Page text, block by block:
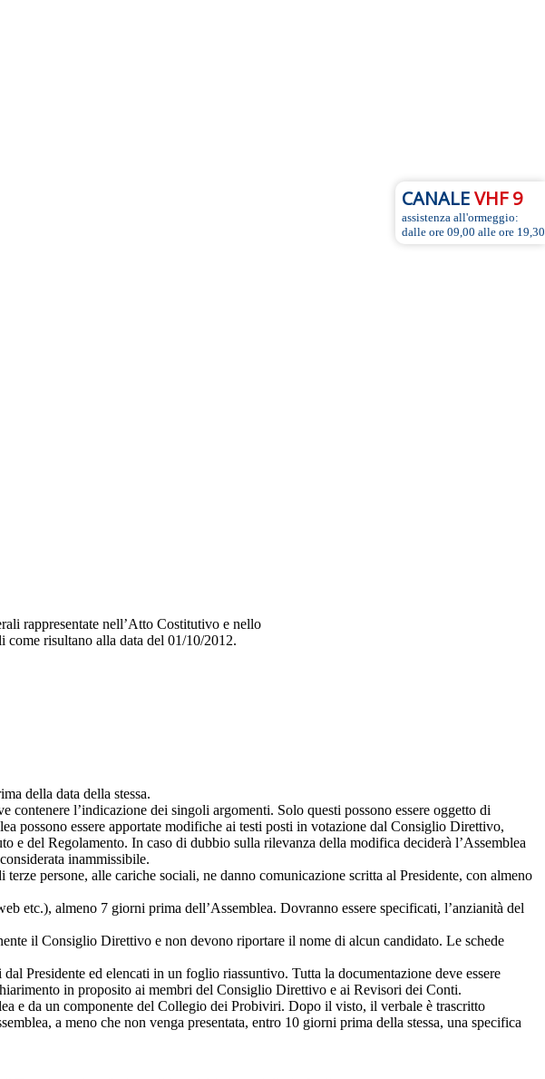
CANALEVHF 9
assistenza all'ormeggio:
dalle ore 09,00 alle ore 19,30
rappresentate nell’Atto Costitutivo e nello
risultano alla data del 01/10/2012.
della data della stessa.
l’indicazione dei singoli argomenti. Solo questi possono essere oggetto di
possono essere apportate modifiche ai testi posti in votazione dal Consiglio Direttivo,
e del Regolamento. In caso di dubbio sulla rilevanza della modifica deciderà l’Assemblea
inammissibile.
persone, alle cariche sociali, ne danno comunicazione scritta al Presidente, con almeno
etc.), almeno 7 giorni prima dell’Assemblea. Dovranno essere specificati, l’anzianità del
il Consiglio Direttivo e non devono riportare il nome di alcun candidato. Le schede
Presidente ed elencati in un foglio riassuntivo. Tutta la documentazione deve essere
in proposito ai membri del Consiglio Direttivo e ai Revisori dei Conti.
e da un componente del Collegio dei Probiviri. Dopo il visto, il verbale è trascritto
a meno che non venga presentata, entro 10 giorni prima della stessa, una specifica